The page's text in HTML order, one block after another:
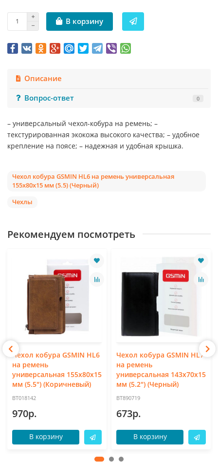
В корзину
Описание
Вопрос-ответ
0
– универсальный чехол-кобура на ремень; –
текстурированная экокожа высокого качества; – удобное
крепление на поясе; – надежная и удобная крышка.
Чехол кобура GSMIN HL6 на ремень универсальная
155x80x15 мм (5.5) (Черный)
Чехлы
Рекомендуем посмотреть
Чехол кобура GSMIN HL6
на ремень
универсальная 155x80x15
мм (5.5") (Коричневый)
BT018142
970р.
В корзину
Чехол кобура GSMIN HL7
на ремень
универсальная 143x70x15
мм (5.2") (Черный)
BT890719
673р.
В корзину